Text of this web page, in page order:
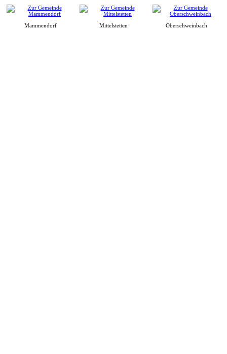
Mammendorf Mittelstetten Oberschweinbach